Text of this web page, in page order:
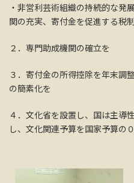
・非営利芸術組織の持続的な発
関の充実、寄付金を促進する税
２．専門助成機関の確立を
３．寄付金の所得控除を年末調
の簡素化を
４．文化省を設置し、国は主導
し、文化関連予算を国家予算の